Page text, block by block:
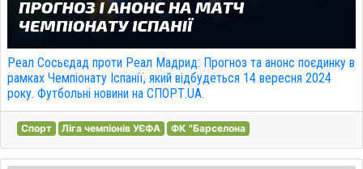
Реал Сосьєдад проти Реал Мадрид: Прогноз та анонс поєдинку в
рамках Чемпіонату Іспанії, який відбудеться 14 вересня 2024
року. Футбольні новини на СПОРТ.UA.
Спорт Ліга чемпіонів УЄФА ФК "Барселона